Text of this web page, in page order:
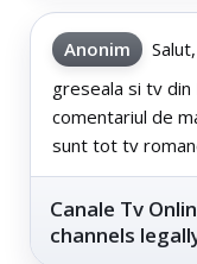
Anonim
greseala si tv din
comentariul de
sunt tot tv
Canale Tv
channels